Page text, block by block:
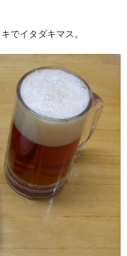
でイタダキマス。